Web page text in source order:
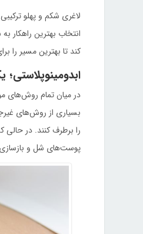
لاغری شکم و پهلو
انتخاب بهترین
کند تا بهترین مسیر را
در میان تمام روش‌های
بسیاری از روش‌های
را برطرف کنند. در
پوست‌های شل و